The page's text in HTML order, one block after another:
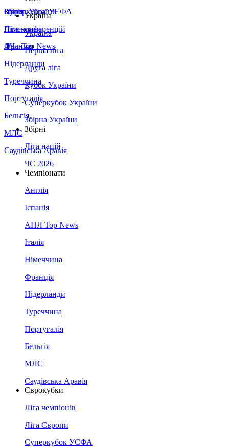
Збірна України
Італія
Німеччина
Франція
Нідерланди
Туреччина
Португалія
Бельгія
МЛС
Саудівська Аравія
Суперкубок УЄФА
Ліга конференцій
ЛЧ - Top News
Україна
Україна
Перша ліга
Друга ліга
Кубок України
Суперкубок України
Збірна України
Збірні
Ліга націй
ЧС 2026
Чемпіонати
Англія
Іспанія
АПЛ Top News
Італія
Німеччина
Франція
Нідерланди
Туреччина
Португалія
Бельгія
МЛС
Саудівська Аравія
Єврокубки
Ліга чемпіонів
Ліга Європи
Суперкубок УЄФА